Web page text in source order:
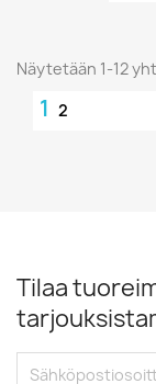
Näytetään 1-12
1 2
Tilaa